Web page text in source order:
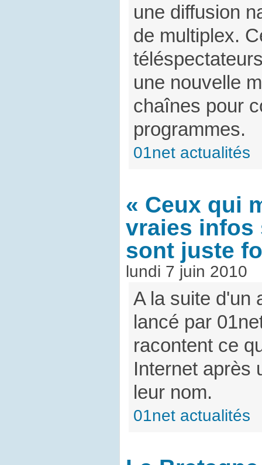
une diffusion
de multiplex.
une nouvelle
chaînes pour
programmes.
01net actualités
« Ceux qui
vraies infos
sont juste
lundi 7 juin 2010
A la suite d'un
lancé par
racontent ce
Internet après
leur nom.
01net actualités